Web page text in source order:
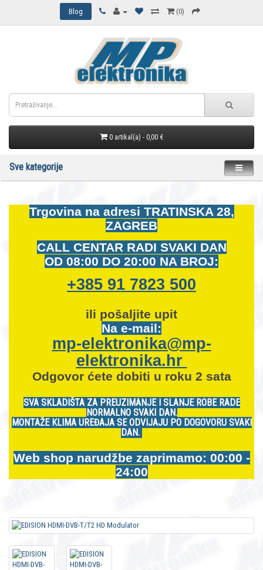
Blog (0)
0 artikal(a) - 0,00 €
Sve kategorije
Trgovina na adresi TRATINSKA 28,
ZAGREB
CALL CENTAR RADI SVAKI DAN
OD 08:00 DO 20:00 NA BROJ:
+385 91 7823 500
ili pošaljite upit
Na e-mail:
mp-elektronika@mp-
elektronika.hr
Odgovor ćete dobiti u roku 2 sata
SVA SKLADIŠTA ZA PREUZIMANJE I SLANJE ROBE RADE
NORMALNO SVAKI DAN.
MONTAŽE KLIMA UREĐAJA SE ODVIJAJU PO DOGOVORU SVAKI
DAN.
Web shop narudžbe zaprimamo: 00:00 -
24:00